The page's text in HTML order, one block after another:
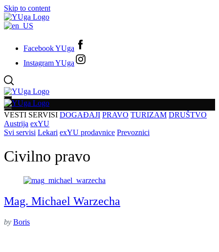
Skip to content
Facebook YUga
Instagram YUga
VESTI SERVISI DOGAĐAJI PRAVO TURIZAM DRUŠTVO
Austrija exYU
Svi servisi Lekari exYU prodavnice Prevoznici
Civilno pravo
Mag. Michael Warzecha
by Boris